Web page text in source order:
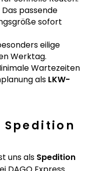
Das passende
sofort
eilige
Werktag.
Wartezeiten
als LKW-
Spedition
uns als Spedition